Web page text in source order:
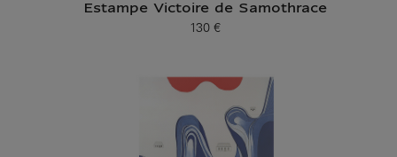
Estampe Victoire de Samothrace
Prix ​​actuel
130 €